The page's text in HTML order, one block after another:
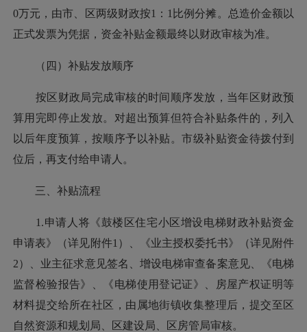
0万元，由市、区两级财政按1：1比例分摊。总造价金额以
正式发票为凭据，资金补贴金额最终以财政审核为准。
（四）补贴发放顺序
按区财政局完成审核的时间顺序发放，当年区财政预
算用完即停止发放。对超出预算但符合补贴条件的，列入
以后年度预算，按顺序予以补贴。市级补贴资金待拨付到
位后，再支付给申请人。
三、补贴流程
1.申请人将《鼓楼区住宅小区增设电梯财政补贴资金
申请表》（详见附件1）、《业主授权委托书》（详见附件
2）、业主征求意见签名、增设电梯审查备案意见、《电梯
监督检验报告》、《电梯使用登记证》、房屋产权证明等
材料提交给所在社区，由属地街镇收集整理后，提交至区
自然资源和规划局、区建设局、区房管局审核。